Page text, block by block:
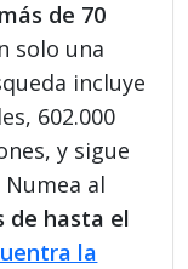
de 70
solo una
incluye
602.000
y sigue
Numea al
de hasta el
la